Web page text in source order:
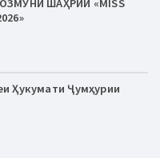
Ҳукумати Ҷумҳурии